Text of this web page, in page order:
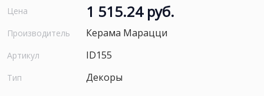
Цена 1 515.24 руб.
Производитель Керама Марацци
Артикул ID155
Тип Декоры